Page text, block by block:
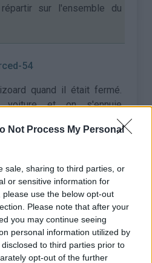
Not Process My Personal
sale, sharing to third parties, or
or sensitive information for
use the below opt-out
Please note that after your
you may continue seeing
personal information utilized by
to third parties prior to
opt-out of the further
sur l'ensemble du
54
quand il était fermé.
voiture et on s'ennuie
les cyclistes un par un.
moutons ont envahits la
Ma femme qui ne
les a fait également et a
est très contente.
mais pas suffisant, alors